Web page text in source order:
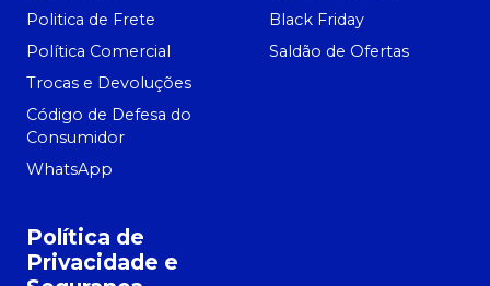
Politica de Frete
Política Comercial
Trocas e Devoluções
Código de Defesa do
Consumidor
WhatsApp
Black Friday
Saldão de Ofertas
Política de
Privacidade e